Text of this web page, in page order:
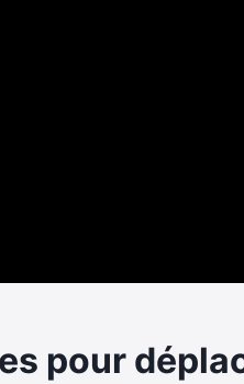
pour